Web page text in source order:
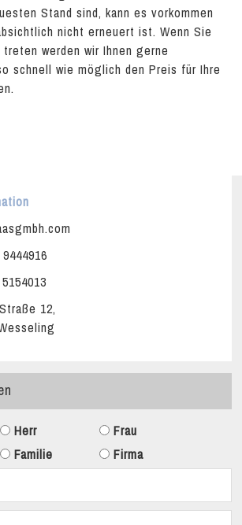
Stand sind, kann es vorkommen
nicht erneuert ist. Wenn Sie
werden wir Ihnen gerne
schnell wie möglich den Preis für Ihre
12,
Herr
Frau
Familie
Firma